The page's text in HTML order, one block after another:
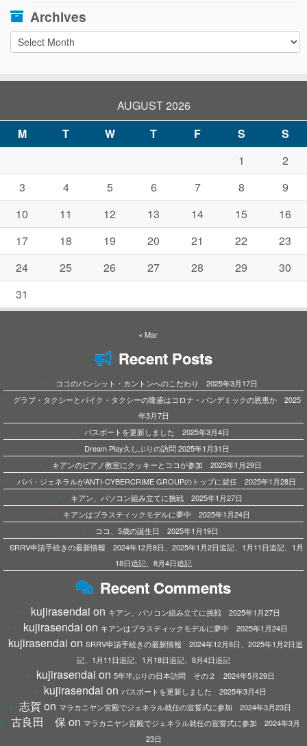
Archives
Archives
AUGUST 2026
M
T W T F S
S
1
2
3
4 5 6 7 8
9
10
11 12 13 14 15
16
17
18 19 20 21 22
23
24
25 26 27 28 29
30
31
« Mar
Recent Posts
ココのパンシット・カントンへのこだわり 2025年3月17日
グラブ・タクシーとバイク・タクシーの隆盛はコロナ・パンデミックの恩恵か 2025
年3月7日
パスポートを更新しました 2025年3月4日
Dream Play久しぶりの訪問 2025年1月31日
キアンのピアノ教室にクッキーとココが参加 2025年1月29日
パパ・ジェネラルがANTI-CYBERCRIME GROUPのトップに就任 2025年1月28日
キアン、パソコン組み立てに挑戦 2025年1月27日
キアンはプラスティックモデルに夢中 2025年1月24日
ココ、5歳の誕生日 2025年1月19日
SRRV申請手続きの最新情報 2024年12月8日、2025年1月2日追記、1月11日追記、1月
18日追記、8月4日追記
Recent Comments
kujirasendai on キアン、パソコン組み立てに挑戦 2025年1月27日
kujirasendai on キアンはプラスティックモデルに夢中 2025年1月24日
kujirasendai on SRRV申請手続きの最新情報 2024年12月8日、2025年1月2日追
記、1月11日追記、1月18日追記、8月4日追記
kujirasendai on 5年半ぶりの日本訪問 その２ 2024年5月29日
kujirasendai on パスポートを更新しました 2025年3月4日
志賀 on マラカニヤン宮殿でジェネラル就任の宣誓式に参加 2024年3月23日
古良田 保 on マラカニヤン宮殿でジェネラル就任の宣誓式に参加 2024年3月
23日